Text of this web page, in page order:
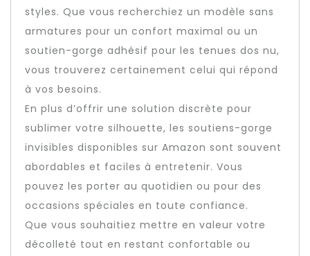
styles. Que vous recherchiez un modèle sans
armatures pour un confort maximal ou un
soutien-gorge adhésif pour les tenues dos nu,
vous trouverez certainement celui qui répond
à vos besoins.
En plus d’offrir une solution discrète pour
sublimer votre silhouette, les soutiens-gorge
invisibles disponibles sur Amazon sont souvent
abordables et faciles à entretenir. Vous
pouvez les porter au quotidien ou pour des
occasions spéciales en toute confiance.
Que vous souhaitiez mettre en valeur votre
décolleté tout en restant confortable ou